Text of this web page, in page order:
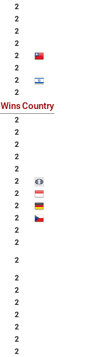
2
2
2
2
2
2
2
2
WinsCountry
2
2
2
2
2
2
2
2
2
2
2
2
2
2
2
2
2
2
2